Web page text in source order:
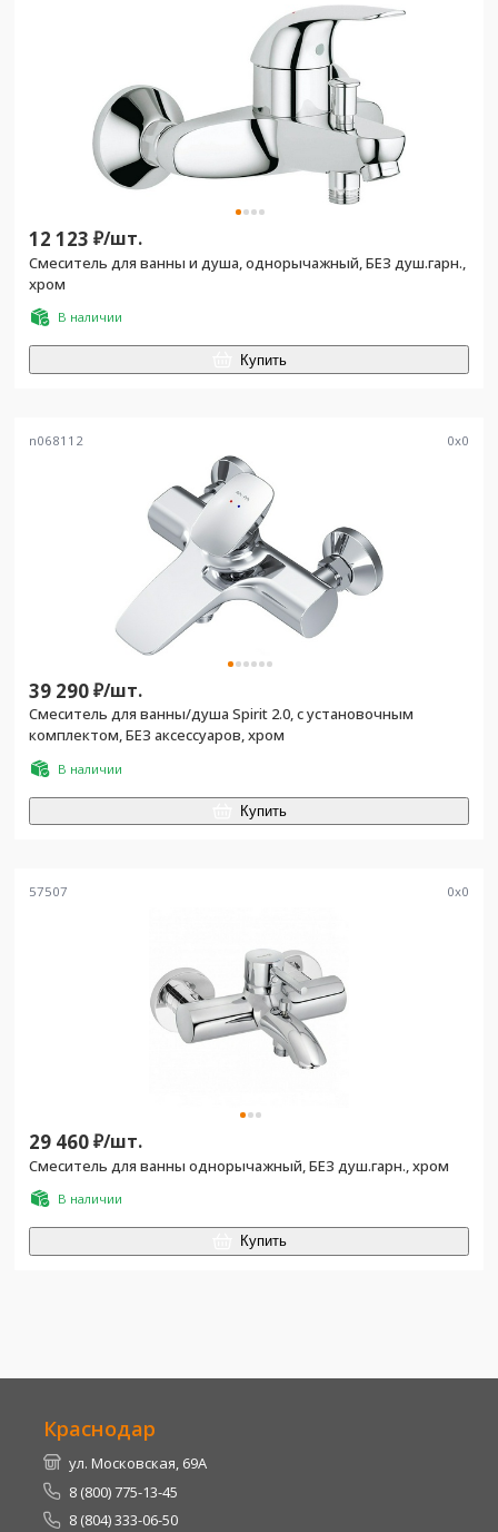
12 123 ₽/шт.
Смеситель для ванны и душа, однорычажный, БЕЗ душ.гарн.,
хром
В наличии
Купить
n068112 0x0
39 290₽/шт.
Смеситель для ванны/душа Spirit 2.0, с установочным
комплектом, БЕЗ аксессуаров, хром
В наличии
Купить
57507 0x0
29 460₽/шт.
Смеситель для ванны однорычажный, БЕЗ душ.гарн., хром
В наличии
Купить
Краснодар
ул. Московская, 69А
8 (800) 775-13-45
8 (804) 333-06-50